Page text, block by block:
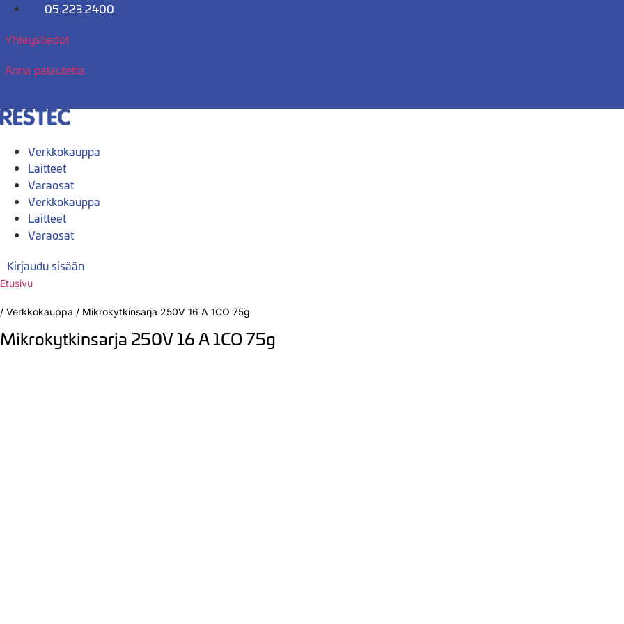
Mene
05 223 2400
Yhteystiedot
Anna palautetta
Verkkokauppa
Laitteet
Varaosat
Verkkokauppa
Laitteet
Varaosat
Kirjaudu sisään
Etusivu
/ Verkkokauppa / Mikrokytkinsarja 250V 16 A 1CO 75g
Mikrokytkinsarja 250V 16 A 1CO 75g